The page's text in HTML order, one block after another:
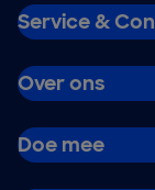
Service &
Over ons
Doe mee